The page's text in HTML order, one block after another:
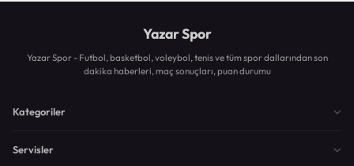
Yazar Spor
Yazar Spor - Futbol, basketbol, voleybol, tenis ve tüm spor dallarından son
dakika haberleri, maç sonuçları, puan durumu
Kategoriler
Servisler